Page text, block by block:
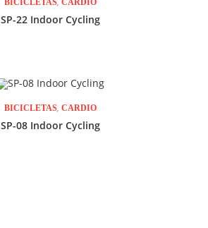
SP-22 Indoor Cycling
BICICLETAS, CARDIO
SP-08 Indoor Cycling